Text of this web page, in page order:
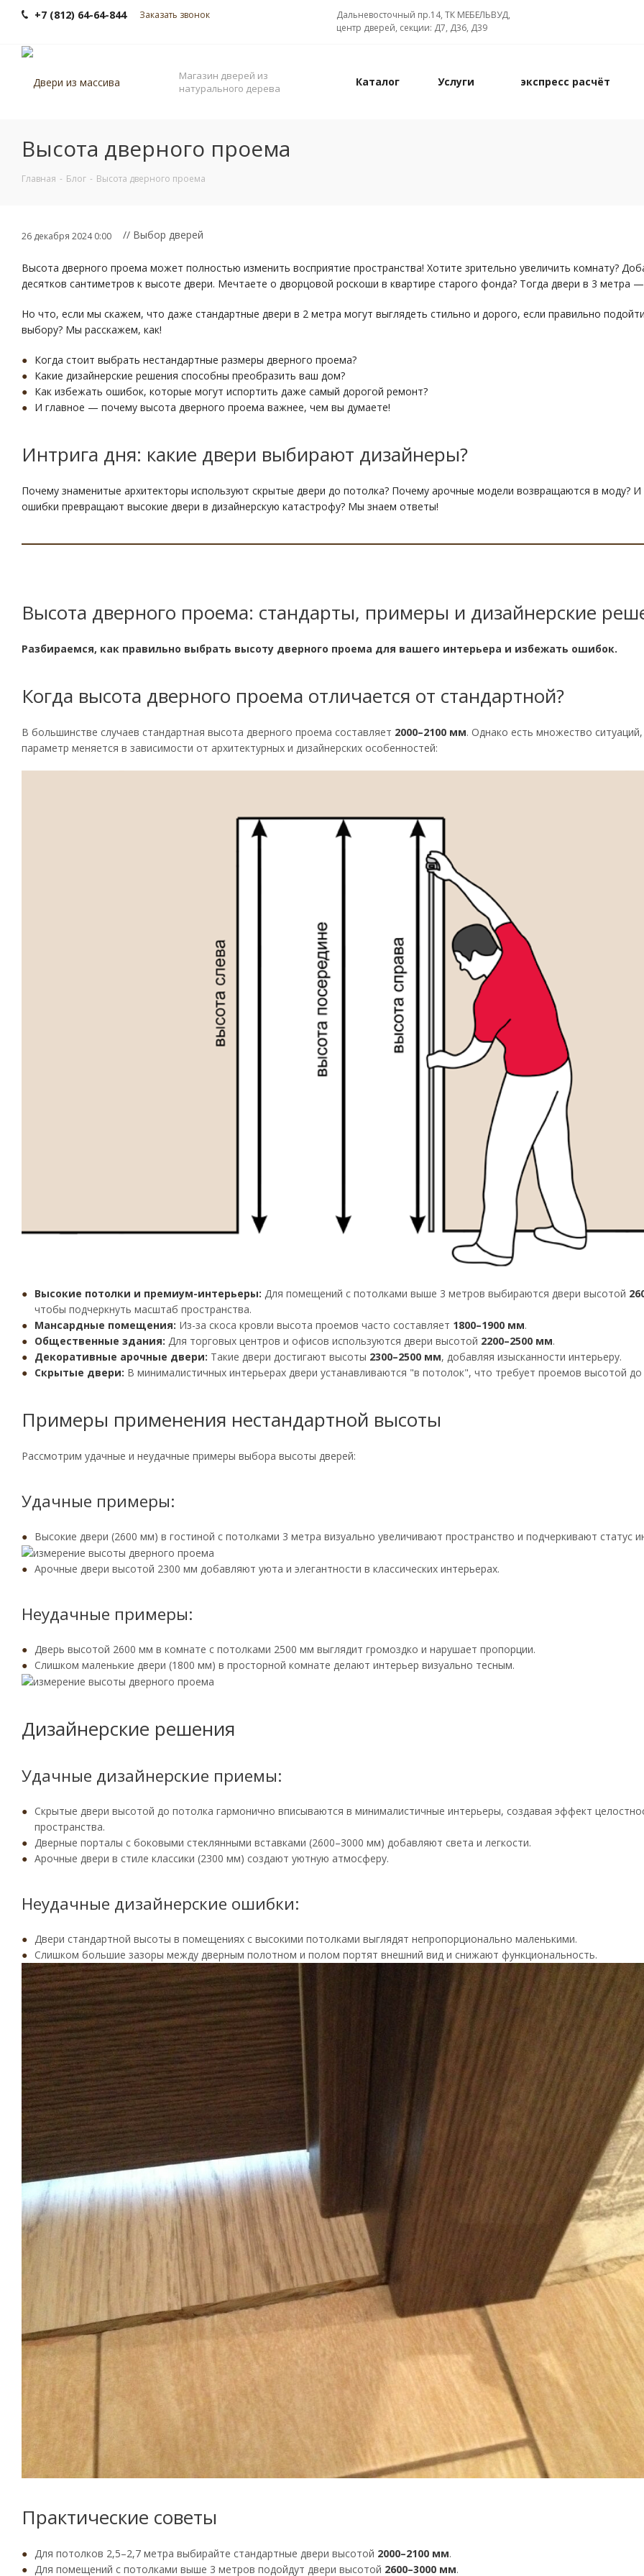
+7 (812) 64-64-844 Заказать звонок
Дальневосточный пр.14, ТК МЕБЕЛЬВУД,
центр дверей, секции: Д7, Д36, Д39
Магазин дверей из
натурального дерева
Каталог Услуги экспресс расчёт
Высота дверного проема
Главная - Блог - Высота дверного проема
26 декабря 2024 0:00 // Выбор дверей
Высота дверного проема может полностью изменить восприятие пространства! Хотите зрительно увеличить комнату?
десятков сантиметров к высоте двери. Мечтаете о дворцовой роскоши в квартире старого фонда? Тогда двери в 3 метра
Но что, если мы скажем, что даже стандартные двери в 2 метра могут выглядеть стильно и дорого, если правильно
выбору? Мы расскажем, как!
Когда стоит выбрать нестандартные размеры дверного проема?
Какие дизайнерские решения способны преобразить ваш дом?
Как избежать ошибок, которые могут испортить даже самый дорогой ремонт?
И главное — почему высота дверного проема важнее, чем вы думаете!
Интрига дня: какие двери выбирают дизайнеры?
Почему знаменитые архитекторы используют скрытые двери до потолка? Почему арочные модели возвращаются в моду? И
ошибки превращают высокие двери в дизайнерскую катастрофу? Мы знаем ответы!
Высота дверного проема: стандарты, примеры и дизайнерские
Разбираемся, как правильно выбрать высоту дверного проема для вашего интерьера и избежать ошибок.
Когда высота дверного проема отличается от стандартной?
В большинстве случаев стандартная высота дверного проема составляет 2000–2100 мм. Однако есть множество
параметр меняется в зависимости от архитектурных и дизайнерских особенностей:
Высокие потолки и премиум-интерьеры: Для помещений с потолками выше 3 метров выбираются двери высотой
чтобы подчеркнуть масштаб пространства.
Мансардные помещения: Из-за скоса кровли высота проемов часто составляет 1800–1900 мм.
Общественные здания: Для торговых центров и офисов используются двери высотой 2200–2500 мм.
Декоративные арочные двери: Такие двери достигают высоты 2300–2500 мм, добавляя изысканности интерьеру.
Скрытые двери: В минималистичных интерьерах двери устанавливаются "в потолок", что требует проемов высотой до
Примеры применения нестандартной высоты
Рассмотрим удачные и неудачные примеры выбора высоты дверей:
Удачные примеры:
Высокие двери (2600 мм) в гостиной с потолками 3 метра визуально увеличивают пространство и подчеркивают статус
Арочные двери высотой 2300 мм добавляют уюта и элегантности в классических интерьерах.
Неудачные примеры:
Дверь высотой 2600 мм в комнате с потолками 2500 мм выглядит громоздко и нарушает пропорции.
Слишком маленькие двери (1800 мм) в просторной комнате делают интерьер визуально тесным.
Дизайнерские решения
Удачные дизайнерские приемы:
Скрытые двери высотой до потолка гармонично вписываются в минималистичные интерьеры, создавая эффект
пространства.
Дверные порталы с боковыми стеклянными вставками (2600–3000 мм) добавляют света и легкости.
Арочные двери в стиле классики (2300 мм) создают уютную атмосферу.
Неудачные дизайнерские ошибки:
Двери стандартной высоты в помещениях с высокими потолками выглядят непропорционально маленькими.
Слишком большие зазоры между дверным полотном и полом портят внешний вид и снижают функциональность.
Практические советы
Для потолков 2,5–2,7 метра выбирайте стандартные двери высотой 2000–2100 мм.
Для помещений с потолками выше 3 метров подойдут двери высотой 2600–3000 мм.